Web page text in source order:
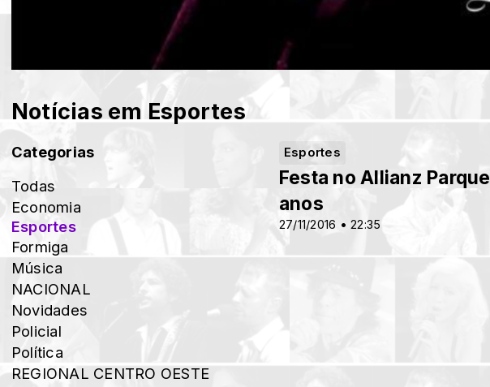
Notícias em Esportes
Categorias
Todas
Economia
Esportes
Formiga
Música
NACIONAL
Novidades
Policial
Política
REGIONAL CENTRO OESTE
Esportes
27/11/2016 • 22:35
Festa no Allianz
anos